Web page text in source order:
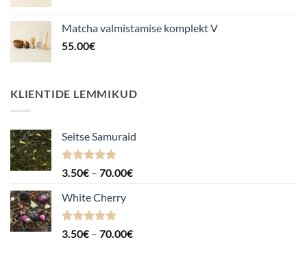
Matcha valmistamise komplekt V
55.00€
KLIENTIDE LEMMIKUD
Seitse Samuraid
Hinnanguga
3.50€ – 70.00€Hinnavahemik:
White Cherry
Hinnanguga
3.50€ – 70.00€Hinnavahemik: